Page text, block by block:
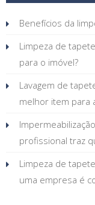
Benefícios da
Limpeza de
para o imóvel?
Lavagem de
melhor item para
profissional traz
Limpeza de
uma empresa é